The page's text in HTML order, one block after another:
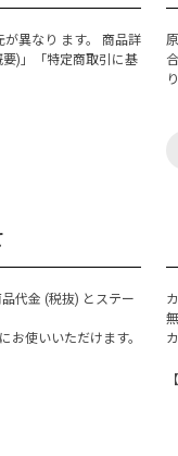
異なり ます。 商品詳
)」「特定商取引に基
代金 (税抜) とステー
お使いいただけます。